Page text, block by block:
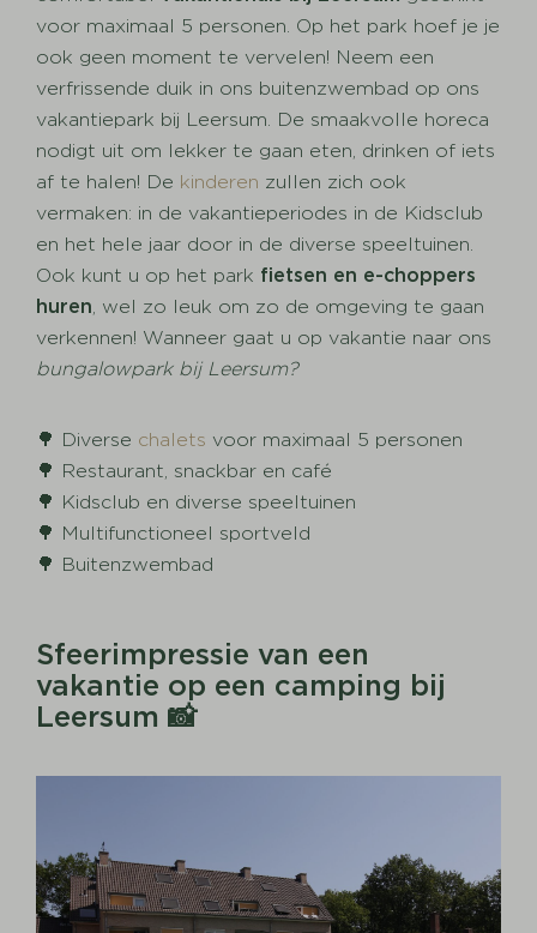
voor maximaal 5 personen. Op het park hoef je je
ook geen moment te vervelen! Neem een
verfrissende duik in ons buitenzwembad op ons
vakantiepark bij Leersum. De smaakvolle horeca
nodigt uit om lekker te gaan eten, drinken of iets
af te halen! De kinderen zullen zich ook
vermaken: in de vakantieperiodes in de Kidsclub
en het hele jaar door in de diverse speeltuinen.
Ook kunt u op het park fietsen en e-choppers
huren , wel zo leuk om zo de omgeving te gaan
verkennen! Wanneer gaat u op vakantie naar ons
bungalowparkbij Leersum?
🌳 Diverse chalets voor maximaal 5 personen
🌳 Restaurant, snackbar en café
🌳 Kidsclub en diverse speeltuinen
🌳 Multifunctioneel sportveld
🌳 Buitenzwembad
Sfeerimpressie van een
vakantie op een camping bij
Leersum 📸